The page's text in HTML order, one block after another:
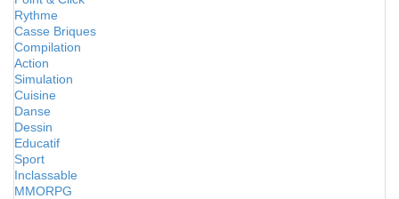
Rythme
Casse Briques
Compilation
Action
Simulation
Cuisine
Danse
Dessin
Educatif
Sport
Inclassable
MMORPG